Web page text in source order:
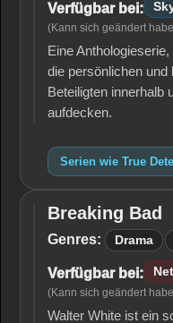
Verfügbar bei:
(Kann sich geändert
Eine
die persönlichen
Beteiligten innerhalb
aufdecken.
Serien wie True
Breaking
Bad
Breaking Bad
Genres: Drama
Verfügbar bei:
(Kann sich geändert
Walter White ist ein